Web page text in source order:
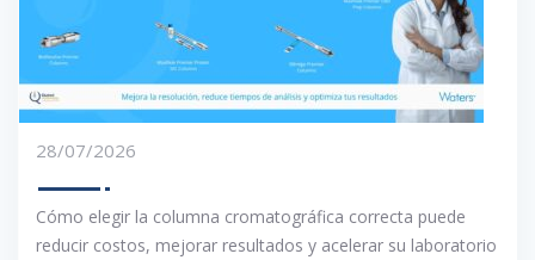
28/07/2026
Cómo elegir la columna cromatográfica correcta puede
reducir costos, mejorar resultados y acelerar su laboratorio